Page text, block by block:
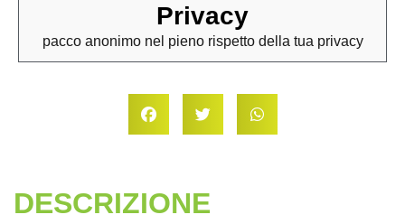
Privacy
pacco anonimo nel pieno rispetto della tua privacy
DESCRIZIONE